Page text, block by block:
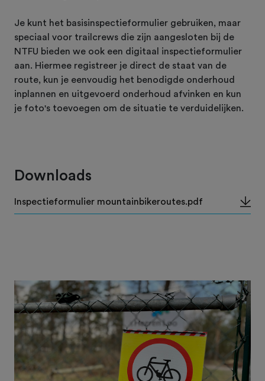
Je kunt het basisinspectieformulier gebruiken, maar
speciaal voor trailcrews die zijn aangesloten bij de
NTFU bieden we ook een digitaal inspectieformulier
aan. Hiermee registreer je direct de staat van de
route, kun je eenvoudig het benodigde onderhoud
inplannen en uitgevoerd onderhoud afvinken en kun
je foto's toevoegen om de situatie te verduidelijken.
Downloads
Inspectieformulier mountainbikeroutes.pdf